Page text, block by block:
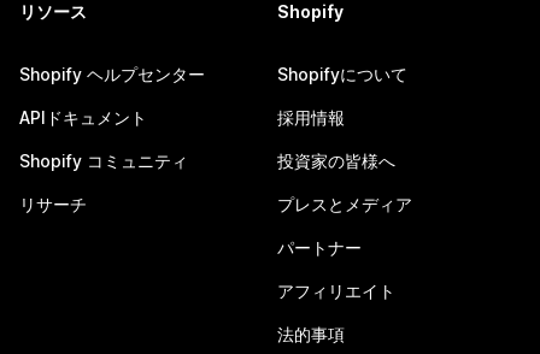
リソース
Shopify ヘルプセンター
APIドキュメント
Shopify コミュニティ
リサーチ
Shopify
Shopifyについて
採用情報
投資家の皆様へ
プレスとメディア
パートナー
アフィリエイト
法的事項